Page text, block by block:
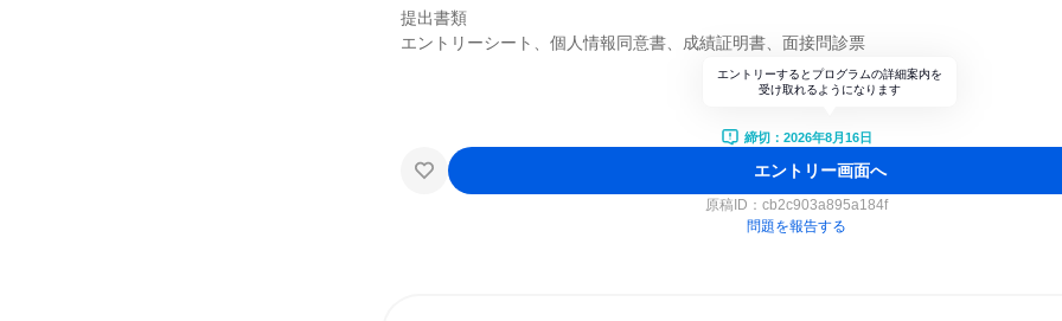
提出書類
エントリーシート、個人情報同意書、成績証明書、面接問診票
エントリーするとプログラムの詳細案内を
受け取れるようになります
締切：2026年8月16日
エントリー画面へ
原稿ID： cb2c903a895a184f
問題を報告する